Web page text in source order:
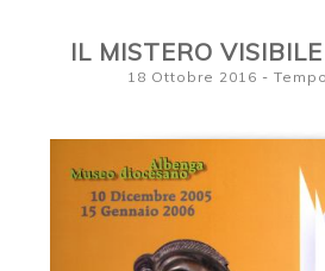
IL MISTERO
18 Ottobre 2016 -